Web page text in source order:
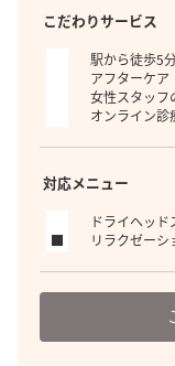
こだわりサービス
駅から徒歩5
アフターケア
女性スタッフ
オンライン診
対応メニュー
ドライヘッド
リラクゼー